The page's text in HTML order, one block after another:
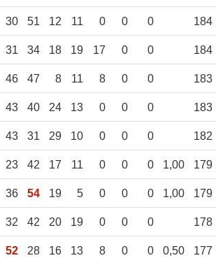
30 51 12 11 0 0 0 184
31 34 18 19 17 0 0 184
46 47 8 11 8 0 0 183
43 40 24 13 0 0 0 183
43 31 29 10 0 0 0 182
23 42 17 11 0 0 0 1,00 179
36 54 19 5 0 0 0 1,00 179
32 42 20 19 0 0 0 178
52 28 16 13 8 0 0 0,50 177